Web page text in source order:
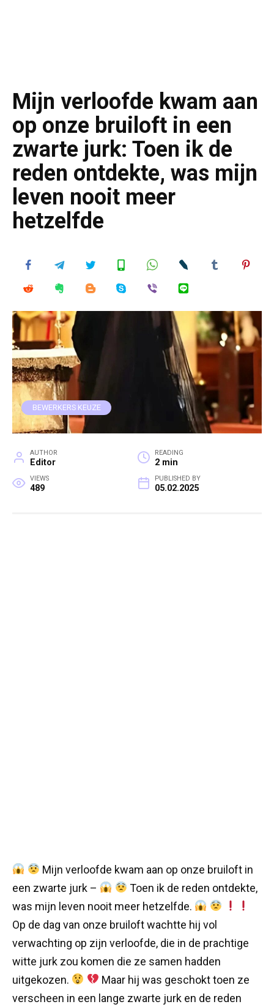
Mijn verloofde kwam aan
op onze bruiloft in een
zwarte jurk: Toen ik de
reden ontdekte, was mijn
leven nooit meer
hetzelfde
BEWERKERS KEUZE
AUTHOR
Editor
READING
2 min
VIEWS
489
PUBLISHED BY
05.02.2025
Mijn verloofde kwam aan op onze bruiloft in
een zwarte jurk –
Toen ik de reden ontdekte,
was mijn leven nooit meer hetzelfde.
Op de dag van onze bruiloft wachtte hij vol
verwachting op zijn verloofde, die in de prachtige
witte jurk zou komen die ze samen hadden
uitgekozen.
Maar hij was geschokt toen ze
verscheen in een lange zwarte jurk en de reden